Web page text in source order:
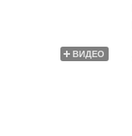
ВИДЕО